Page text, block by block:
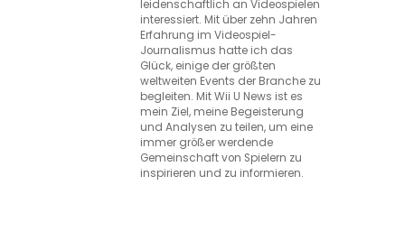
leidenschaftlich an Videospielen
interessiert. Mit über zehn Jahren
Erfahrung im Videospiel-
Journalismus hatte ich das
Glück, einige der größten
weltweiten Events der Branche zu
begleiten. Mit Wii U News ist es
mein Ziel, meine Begeisterung
und Analysen zu teilen, um eine
immer größer werdende
Gemeinschaft von Spielern zu
inspirieren und zu informieren.